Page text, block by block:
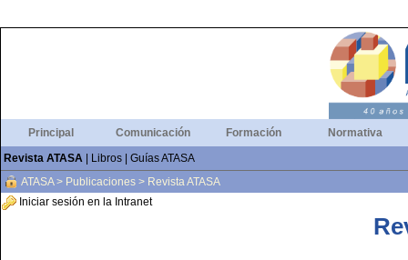
Principal Comunicación Formación
Normativa
Revista ATASA
Libros
Guías ATASA
ATASA> Publicaciones > Revista ATASA
Iniciar sesión en la Intranet